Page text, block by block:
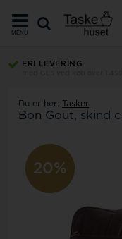
MENU
FRI LEVERING
Du er her: Tasker
Bon Gout, skind
20%
20%